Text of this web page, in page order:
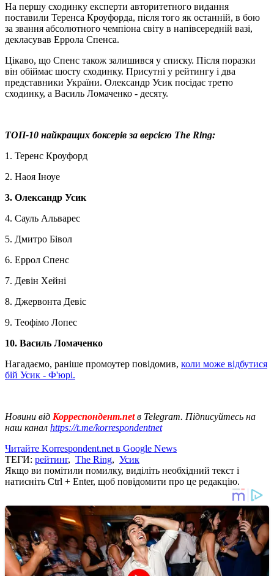
На першу сходинку експерти авторитетного видання
поставили Теренса Кроуфорда, після того як останній, в бою
за звання абсолютного чемпіона світу в напівсередній вазі,
декласував Еррола Спенса.
Цікаво, що Спенс також залишився у списку. Після поразки
він обіймає шосту сходинку. Присутні у рейтингу і два
представники України. Олександр Усик посідає третю
сходинку, а Василь Ломаченко - десяту.
ТОП-10 найкращих боксерів за версією The Ring:
1. Теренс Кроуфорд
2. Наоя Іноуе
3. Олександр Усик
4. Сауль Альварес
5. Дмитро Бівол
6. Еррол Спенс
7. Девін Хейні
8. Джервонта Девіс
9. Теофімо Лопес
10. Василь Ломаченко
Нагадаємо, раніше промоутер повідомив, коли може відбутися
бій Усик - Ф'юрі.
Новини від Корреспондент.netв Telegram. Підписуйтесь на
наш канал https://t.me/korrespondentnet
Читайте Korrespondent.net в Google News
ТЕГИ: рейтинг, The Ring, Усик
Якщо ви помітили помилку, виділіть необхідний текст і
натисніть Ctrl + Enter, щоб повідомити про це редакцію.